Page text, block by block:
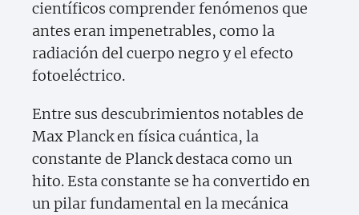
científicos comprender fenómenos que
antes eran impenetrables, como la
radiación del cuerpo negro y el efecto
fotoeléctrico.
Entre sus descubrimientos notables de
Max Planck en física cuántica, la
constante de Planck destaca como un
hito. Esta constante se ha convertido en
un pilar fundamental en la mecánica